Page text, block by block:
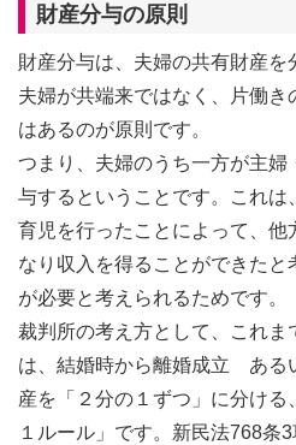
財産分与の原則
財産分与は、夫婦の共有財産を
夫婦が共端来ではなく、片働
はあるのが原則です。
つまり、夫婦のうち一方が主婦
与するということです。これは
育児を行ったことによって、他
なり収入を得ることができた
が必要と考えられるためです。
裁判所の考え方として、これ
は、結婚時から離婚成立 あ
産を「２分の１ずつ」に分け
１ルール」です。新民法768条